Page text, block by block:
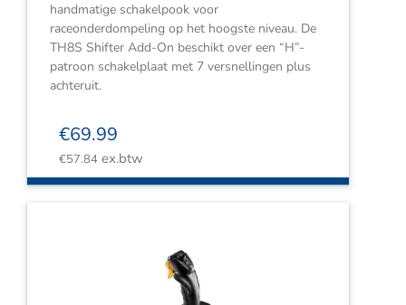
handmatige schakelpook voor
raceonderdompeling op het hoogste niveau. De
TH8S Shifter Add-On beschikt over een “H”-
patroon schakelplaat met 7 versnellingen plus
achteruit.
€69.99
€57.84 ex.btw